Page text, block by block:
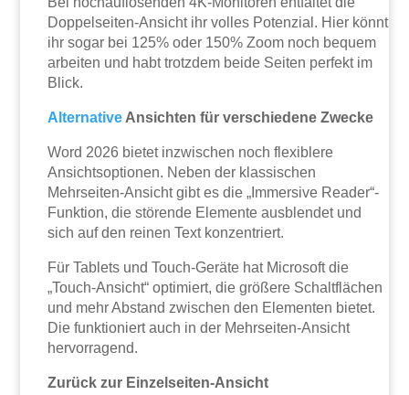
Doppelseiten-Ansicht ihr volles Potenzial. Hier könnt
ihr sogar bei 125% oder 150% Zoom noch bequem
arbeiten und habt trotzdem beide Seiten perfekt im
Blick.
Alternative Ansichten für verschiedene Zwecke
Word 2026 bietet inzwischen noch flexiblere
Ansichtsoptionen. Neben der klassischen
Mehrseiten-Ansicht gibt es die „Immersive Reader“-
Funktion, die störende Elemente ausblendet und
sich auf den reinen Text konzentriert.
Für Tablets und Touch-Geräte hat Microsoft die
„Touch-Ansicht“ optimiert, die größere Schaltflächen
und mehr Abstand zwischen den Elementen bietet.
Die funktioniert auch in der Mehrseiten-Ansicht
hervorragend.
Zurück zur Einzelseiten-Ansicht